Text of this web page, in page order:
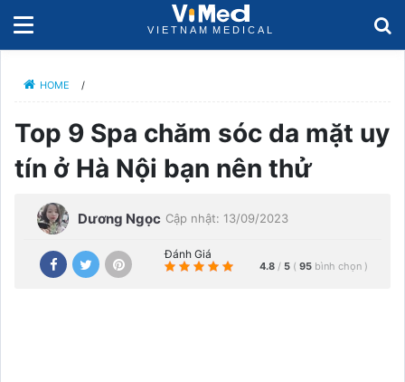
HOME /
Top 9 Spa chăm sóc da mặt uy
tín ở Hà Nội bạn nên thử
Dương Ngọc Cập nhật: 13/09/2023
Đánh Giá
4.8 / 5 ( 95 bình chọn )